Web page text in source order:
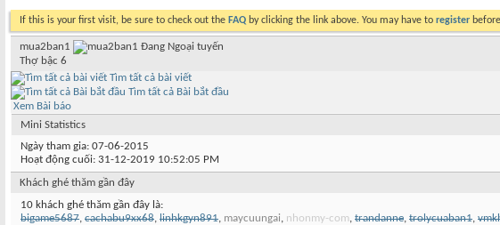
If this is your first visit, be sure to check out the FAQ by clicking the link above. You may have to register
mua2ban1
Thợ bậc 6
Tìm tất cả bài viết
Tìm tất cả Bài bắt đầu
Xem Bài báo
Mini Statistics
Ngày tham gia 07-06-2015
Hoạt động cuối 31-12-2019 10:52:05 PM
Khách ghé thăm gần đây
10 khách ghé thăm gần đây là:
bigame5687, cachabu9xx68, linhkgyn891, maycuungai, nhonmy-com, trandanne, trolycuaban1,